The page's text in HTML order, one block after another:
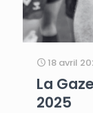
18 avril
La
2025